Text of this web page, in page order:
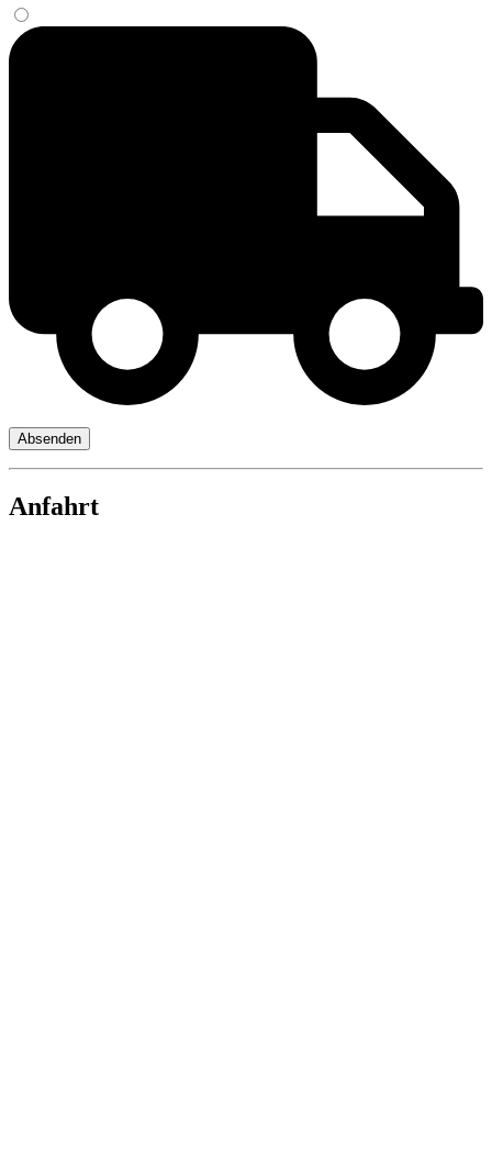
Anfahrt